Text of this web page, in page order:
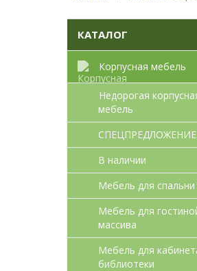
КАТАЛОГ
Корпусная мебель
Недорогая
мебель
СПЕЦПРЕДЛОЖЕНИЕ
В наличии
Мебель для спальни
Мебель для
массива
Мебель для
библиотеки